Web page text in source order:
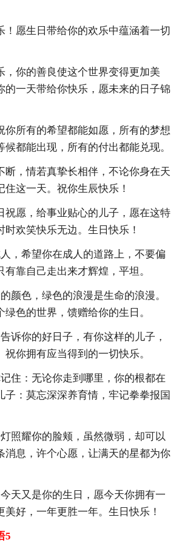
！愿生日带给你的欢乐中蕴涵着一切
，你的善良使这个世界变得更加美
的一天带给你快乐，愿未来的日子锦
你所有的希望都能如愿，所有的梦想
都能出现，所有的付出都能兑现。
断，情若真挚长相伴，不论你身在天
这一天。祝你生辰快乐！
祝愿，给事业贴心的儿子，愿在这特
时欢笑快乐无边。生日快乐！
，希望你在成人的道路上，不要偏
靠自己走出来才辉煌，平坦。
颜色，绿色的浪漫是生命的浪漫。
色的世界，馈赠给你的生日。
诉你的好日子，有你这样的儿子，
你拥有应当得到的一切快乐。
住：无论你走到哪里，你的根都在
子：莫忘深深养育情，牢记拳拳报国
照耀你的脸颊，虽然微弱，却可以
消息，许个心愿，让满天的星都为你
天又是你的生日，愿今天你拥有一
好，一年更胜一年。生日快乐！
5